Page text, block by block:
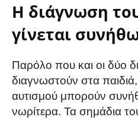
Η διάγνωση
γίνεται
Παρόλο που και οι δύο
διαγνωστούν στα
αυτισμού μπορούν
νωρίτερα. Τα σημάδια